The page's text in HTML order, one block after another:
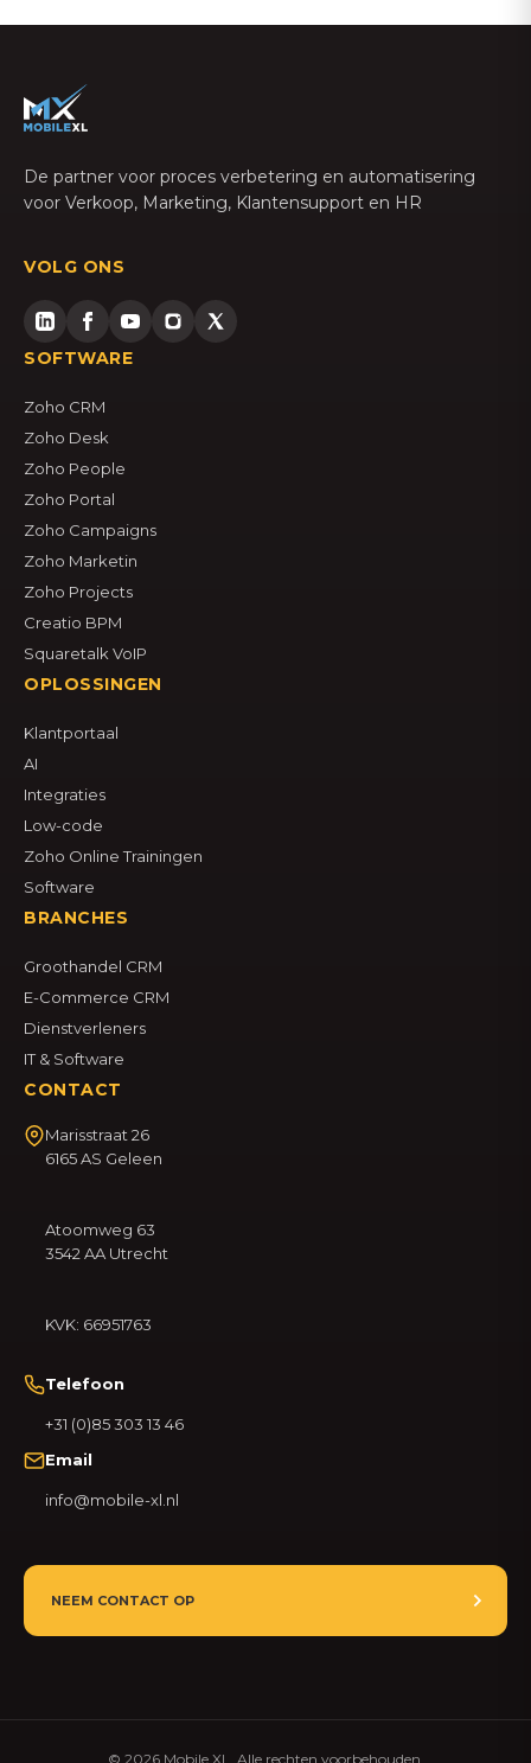
De partner voor proces verbetering en automatisering
voor Verkoop, Marketing, Klantensupport en HR
VOLG ONS
SOFTWARE
Zoho CRM
Zoho Desk
Zoho People
Zoho Portal
Zoho Campaigns
Zoho Marketin
Zoho Projects
Creatio BPM
Squaretalk VoIP
OPLOSSINGEN
Klantportaal
AI
Integraties
Low-code
Zoho Online Trainingen
Software
BRANCHES
Groothandel CRM
E-Commerce CRM
Dienstverleners
IT & Software
CONTACT
Marisstraat 26
6165 AS Geleen
Atoomweg 63
3542 AA Utrecht
KVK: 66951763
Telefoon
+31 (0)85 303 13 46
Email
info@mobile-xl.nl
NEEM CONTACT OP
© 2026 Mobile XL. Alle rechten voorbehouden.